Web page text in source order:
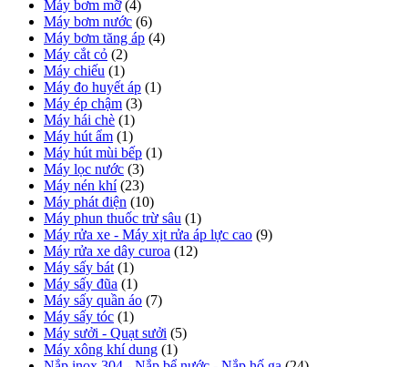
Máy bơm mỡ (4)
Máy bơm nước (6)
Máy bơm tăng áp (4)
Máy cắt cỏ (2)
Máy chiếu (1)
Máy đo huyết áp (1)
Máy ép chậm (3)
Máy hái chè (1)
Máy hút ẩm (1)
Máy hút mùi bếp (1)
Máy lọc nước (3)
Máy nén khí (23)
Máy phát điện (10)
Máy phun thuốc trừ sâu (1)
Máy rửa xe - Máy xịt rửa áp lực cao (9)
Máy rửa xe dây curoa (12)
Máy sấy bát (1)
Máy sấy đũa (1)
Máy sấy quần áo (7)
Máy sấy tóc (1)
Máy sưởi - Quạt sưởi (5)
Máy xông khí dung (1)